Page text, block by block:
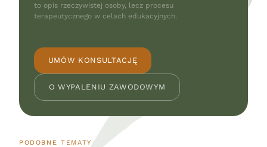
to opis rzeczywistej osoby, lecz procesu
terapeutycznego w celach edukacyjnych.
UMÓW KONSULTACJĘ
O WYPALENIU ZAWODOWYM
PODOBNE TEMATY